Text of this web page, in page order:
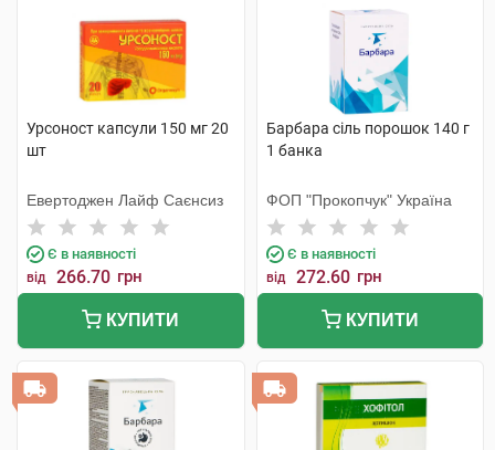
Урсоност капсули 150 мг 20
шт
Евертоджен Лайф Саєнсиз
Є в наявності
від 266.70 грн
КУПИТИ
Барбара сіль порошок 140 г
1 банка
ФОП "Прокопчук" Україна
Є в наявності
від 272.60 грн
КУПИТИ